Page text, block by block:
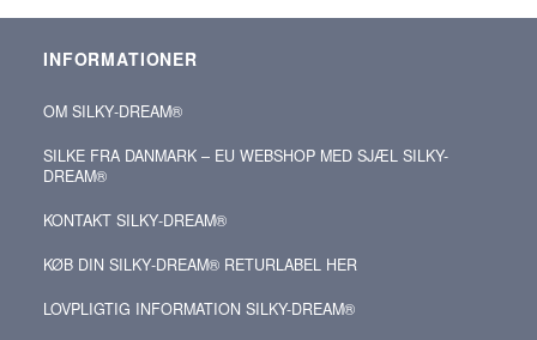
INFORMATIONER
OM SILKY‑DREAM®
SILKE FRA DANMARK – EU WEBSHOP MED SJÆL SILKY-
DREAM®
KONTAKT SILKY‑DREAM®
KØB DIN SILKY‑DREAM® RETURLABEL HER
LOVPLIGTIG INFORMATION SILKY-DREAM®